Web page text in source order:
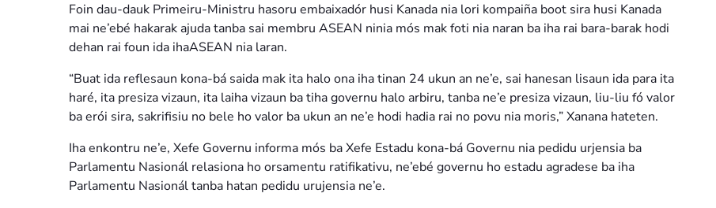
Foin dau-dauk Primeiru-Ministru hasoru embaixadór husi Kanada nia lori kompaiña boot sira husi Kanada
mai ne’ebé hakarak ajuda tanba sai membru ASEAN ninia mós mak foti nia naran ba iha rai bara-barak hodi
dehan rai foun ida ihaASEAN nia laran.
“Buat ida reflesaun kona-bá saida mak ita halo ona iha tinan 24 ukun an ne’e, sai hanesan lisaun ida para ita
haré, ita presiza vizaun, ita laiha vizaun ba tiha governu halo arbiru, tanba ne’e presiza vizaun, liu-liu fó valor
ba erói sira, sakrifisiu no bele ho valor ba ukun an ne’e hodi hadia rai no povu nia moris,” Xanana hateten.
Iha enkontru ne’e, Xefe Governu informa mós ba Xefe Estadu kona-bá Governu nia pedidu urjensia ba
Parlamentu Nasionál relasiona ho orsamentu ratifikativu, ne’ebé governu ho estadu agradese ba iha
Parlamentu Nasionál tanba hatan pedidu urujensia ne’e.